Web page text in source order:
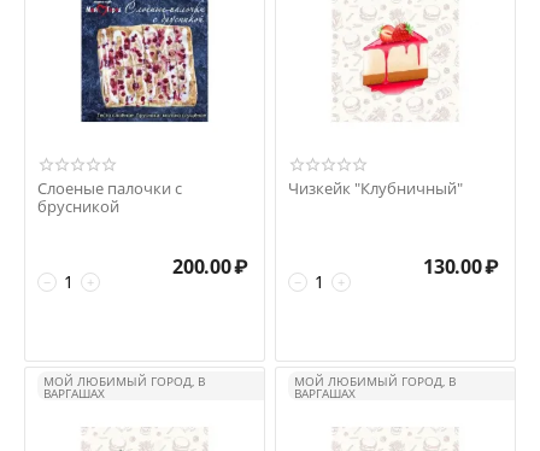
Слоеные палочки с
брусникой
+
−
200.00₽
Чизкейк "Клубничный"
+
−
130.00₽
МОЙ ЛЮБИМЫЙ ГОРОД, В
ВАРГАШАХ
МОЙ ЛЮБИМЫЙ ГОРОД, В
ВАРГАШАХ